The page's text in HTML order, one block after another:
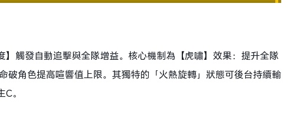
觸發自動追擊與全隊增益。核心機制為【虎嘯】效果：提升全隊
角色提高喧響值上限。其獨特的「火熱旋轉」狀態可後台持續輸
。